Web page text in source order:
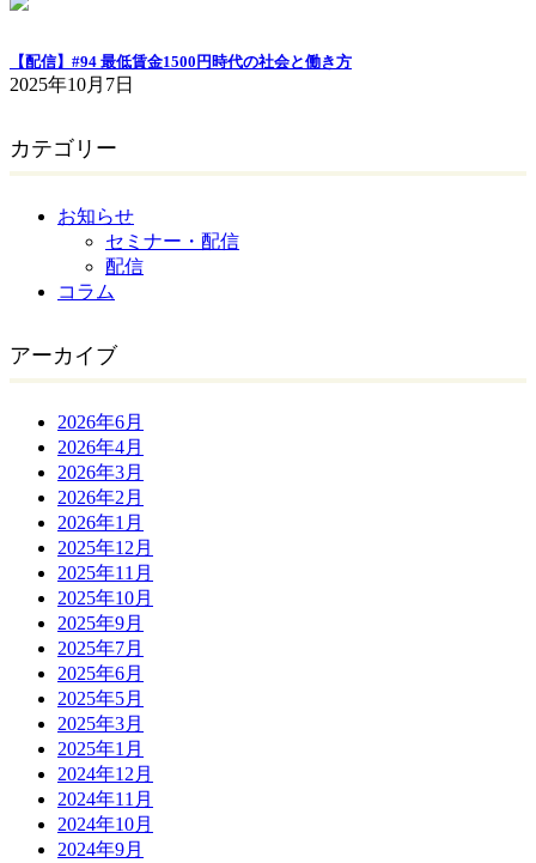
【配信】#94 最低賃金1500円時代の社会と働き方
2025年10月7日
カテゴリー
お知らせ
セミナー・配信
配信
コラム
アーカイブ
2026年6月
2026年4月
2026年3月
2026年2月
2026年1月
2025年12月
2025年11月
2025年10月
2025年9月
2025年7月
2025年6月
2025年5月
2025年3月
2025年1月
2024年12月
2024年11月
2024年10月
2024年9月